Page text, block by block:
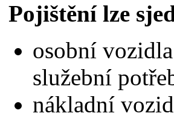
Pojištění lze
osobní
služební
nákladní